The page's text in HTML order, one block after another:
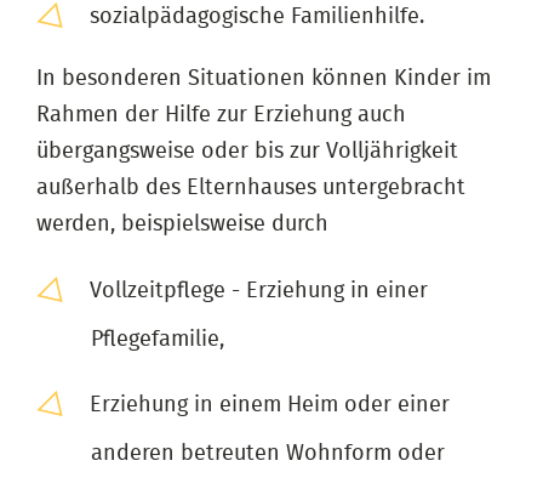
sozialpädagogische Familienhilfe.
In besonderen Situationen können Kinder im
Rahmen der Hilfe zur Erziehung auch
übergangsweise oder bis zur Volljährigkeit
außerhalb des Elternhauses untergebracht
werden, beispielsweise durch
Vollzeitpflege - Erziehung in einer
Pflegefamilie,
Erziehung in einem Heim oder einer
anderen betreuten Wohnform oder